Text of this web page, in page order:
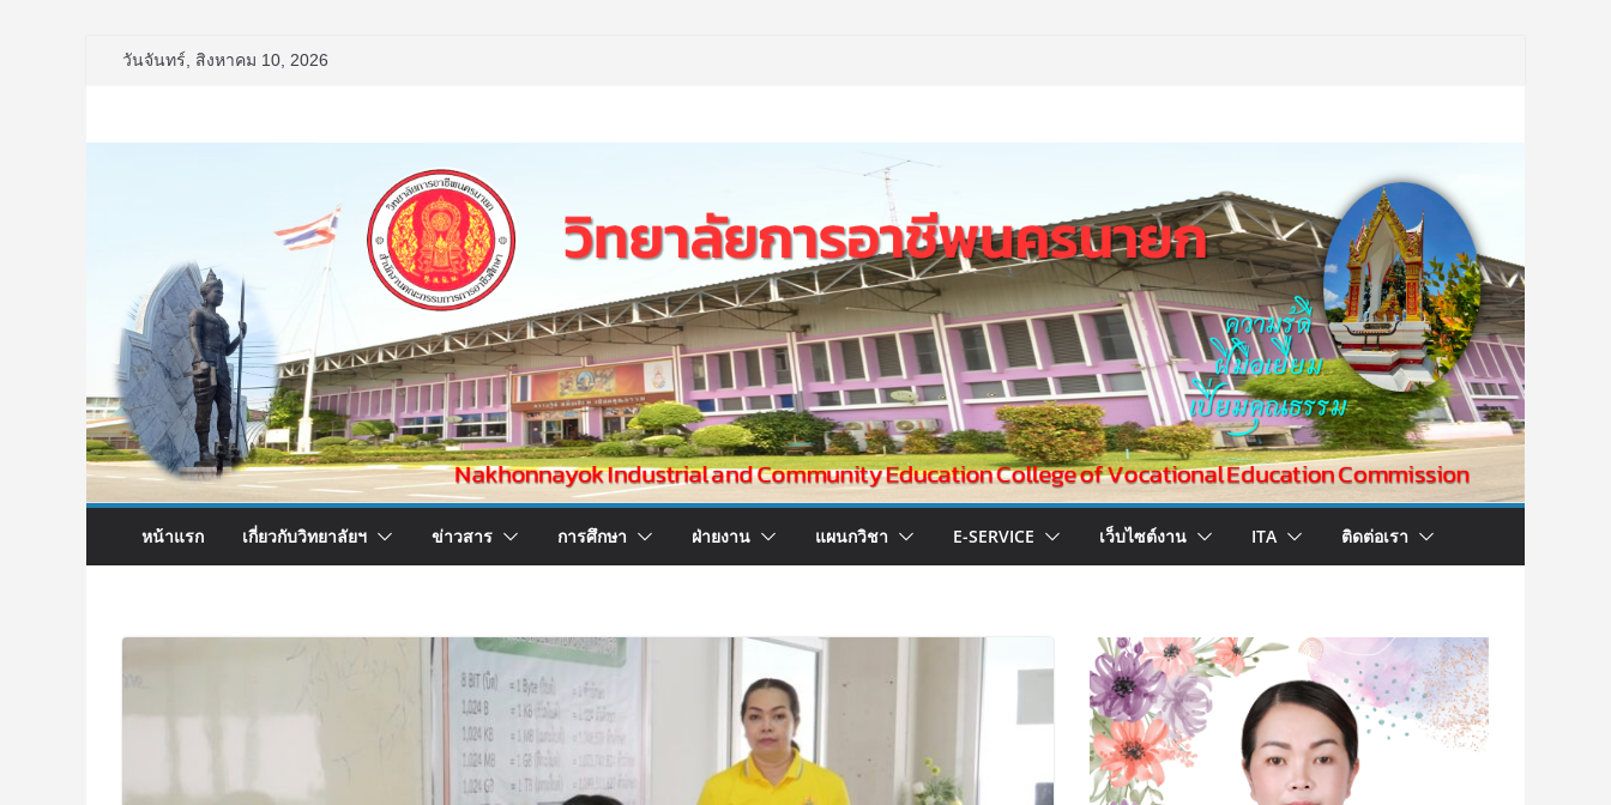
วันจันทร์, สิงหาคม 10, 2026
หน้าแรก เกี่ยวกับวิทยาลัยฯ ข่าวสาร การศึกษา ฝ่ายงาน แผนกวิชา E-SERVICE เว็บไซต์งาน ITA ติดต่อเรา